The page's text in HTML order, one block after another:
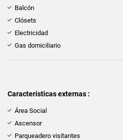
Balcón
Clósets
Electricidad
Gas domiciliario
Características externas :
Área Social
Ascensor
Parqueadero visitantes